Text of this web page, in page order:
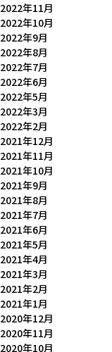
2022年11月
2022年10月
2022年9月
2022年8月
2022年7月
2022年6月
2022年5月
2022年3月
2022年2月
2021年12月
2021年11月
2021年10月
2021年9月
2021年8月
2021年7月
2021年6月
2021年5月
2021年4月
2021年3月
2021年2月
2021年1月
2020年12月
2020年11月
2020年10月